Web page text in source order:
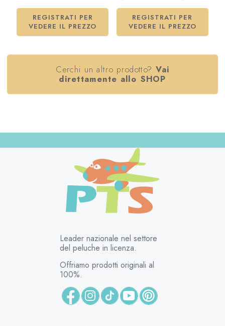
REGISTRATI PER
VEDERE IL PREZZO
REGISTRATI PER
VEDERE IL PREZZO
Cerchi un altro prodotto? Vai
direttamente allo SHOP
Leader nazionale nel settore
del peluche in licenza.
Offriamo prodotti originali al
100%.